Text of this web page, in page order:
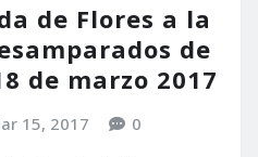
de Flores a la
de
de marzo 2017
15, 2017 0